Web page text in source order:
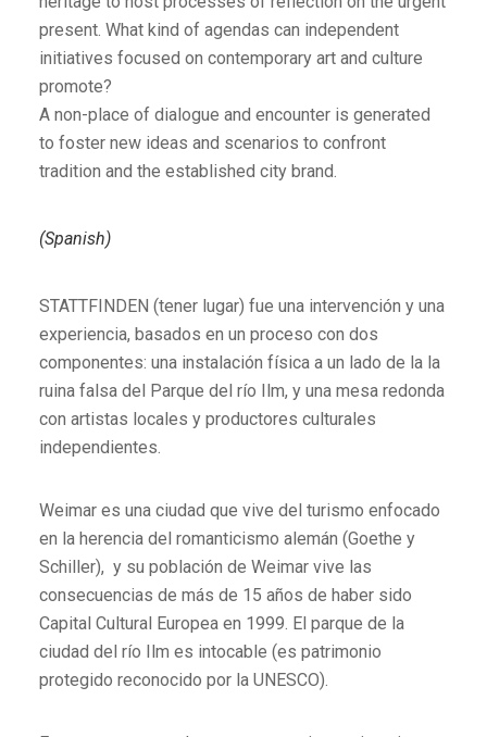
present. What kind of agendas can independent
initiatives focused on contemporary art and culture
promote?
A non-place of dialogue and encounter is generated
to foster new ideas and scenarios to confront
tradition and the established city brand.
(Spanish)
STATTFINDEN (tener lugar) fue una intervención y una
experiencia, basados en un proceso con dos
componentes: una instalación física a un lado de la la
ruina falsa del Parque del río Ilm, y una mesa redonda
con artistas locales y productores culturales
independientes.
Weimar es una ciudad que vive del turismo enfocado
en la herencia del romanticismo alemán (Goethe y
Schiller), y su población de Weimar vive las
consecuencias de más de 15 años de haber sido
Capital Cultural Europea en 1999. El parque de la
ciudad del río Ilm es intocable (es patrimonio
protegido reconocido por la UNESCO).